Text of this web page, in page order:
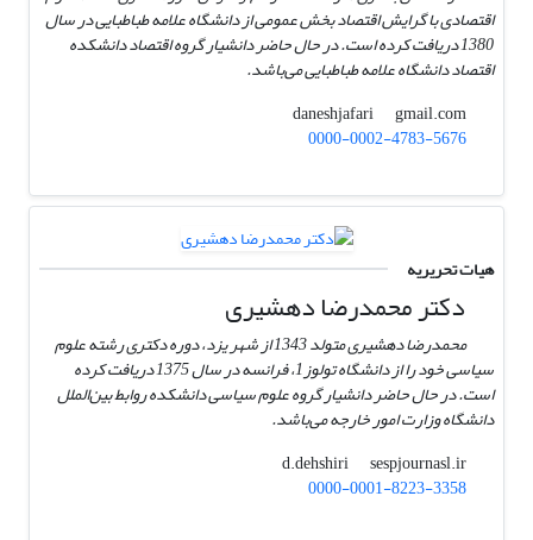
اقتصادی با گرایش اقتصاد بخش عمومی از دانشگاه علامه طباطبایی در سال
1380 دریافت کرده است. در حال حاضر دانشیار گروه اقتصاد دانشکده
اقتصاد دانشگاه علامه طباطبایی می‌باشد.
daneshjafari
gmail.com
0000-0002-4783-5676
هیات تحریریه
دکتر محمد‌رضا دهشیری
محمدرضا دهشیری متولد 1343 از شهر یزد، دوره دکتری رشته علوم
سیاسی خود را از دانشگاه تولوز1، فرانسه در سال 1375 دریافت کرده
است. در حال حاضر دانشیار گروه علوم سیاسی دانشکده روابط بین‌الملل
دانشگاه وزارت امور خارجه می‌باشد.
d.dehshiri
sespjournasl.ir
0000-0001-8223-3358